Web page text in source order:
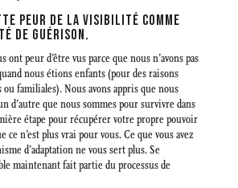
PEUR DE LA VISIBILITÉ COMME
DE GUÉRISON.
ont peur d’être vus parce que nous n’avons pas
nous étions enfants (pour des raisons
familiales). Nous avons appris que nous
d’autre que nous sommes pour survivre dans
étape pour récupérer votre propre pouvoir
ce n’est plus vrai pour vous. Ce que vous avez
d’adaptation ne vous sert plus. Se
maintenant fait partie du processus de